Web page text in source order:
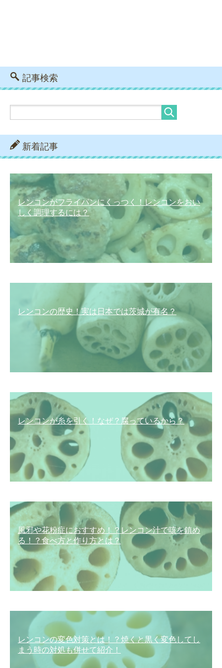
記事検索
新着記事
レンコンがフライパンにくっつく！レンコンをおい
しく調理するには？
レンコンの歴史！実は日本では茨城が有名？
レンコンが糸を引く！なぜ？腐っているから？
風邪や花粉症におすすめ！？レンコン汁で咳を鎮め
る！？食べ方と作り方とは？
レンコンの変色対策とは！？焼くと黒く変色してし
まう時の対処も併せて紹介！